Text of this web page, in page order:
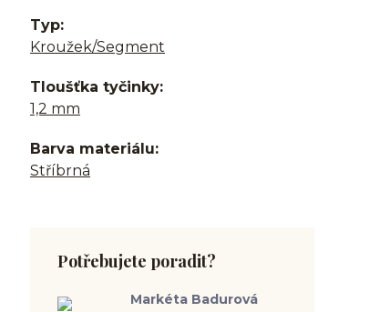
Typ
Kroužek/Segment
Tloušťka tyčinky
1,2 mm
Barva materiálu
Stříbrná
Potřebujete poradit?
Markéta Badurová